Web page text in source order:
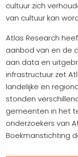
cultuur zich
van cultuur kan
Atlas Research
aanbod van en de
aan data en
infrastructuur zet
landelijke en
stonden
gemeenten in het
onderzoekers van
Boekmanstichting